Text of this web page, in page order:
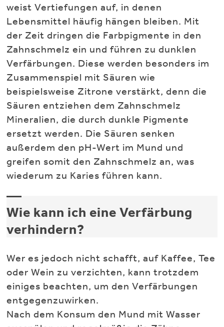
weist Vertiefungen auf, in denen
Lebensmittel häufig hängen bleiben. Mit
der Zeit dringen die Farbpigmente in den
Zahnschmelz ein und führen zu dunklen
Verfärbungen. Diese werden besonders im
Zusammenspiel mit Säuren wie
beispielsweise Zitrone verstärkt, denn die
Säuren entziehen dem Zahnschmelz
Mineralien, die durch dunkle Pigmente
ersetzt werden. Die Säuren senken
außerdem den pH-Wert im Mund und
greifen somit den Zahnschmelz an, was
wiederum zu Karies führen kann.
Wie kann ich eine Verfärbung
verhindern?
Wer es jedoch nicht schafft, auf Kaffee, Tee
oder Wein zu verzichten, kann trotzdem
einiges beachten, um den Verfärbungen
entgegenzuwirken.
Nach dem Konsum den Mund mit Wasser